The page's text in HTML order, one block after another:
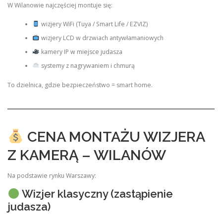
W Wilanowie najczęściej montuje się:
wizjery WiFi (Tuya / Smart Life / EZVIZ)
wizjery LCD w drzwiach antywłamaniowych
kamery IP w miejsce judasza
systemy z nagrywaniem i chmurą
To dzielnica, gdzie bezpieczeństwo = smart home.
CENA MONTAŻU WIZJERA
Z KAMERĄ – WILANÓW
Na podstawie rynku Warszawy:
Wizjer klasyczny (zastąpienie
judasza)